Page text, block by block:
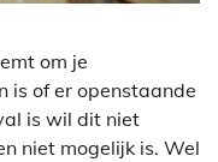
om je
is of er openstaande
is wil dit niet
niet mogelijk is. Wel